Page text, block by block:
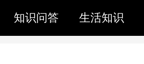
知识问答 生活知识